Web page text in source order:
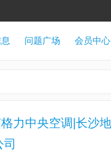
问题广场 会员中心
力中央空调|长沙